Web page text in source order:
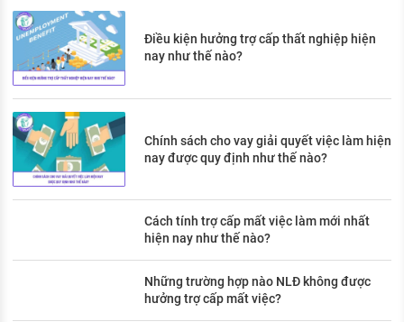
Điều kiện hưởng trợ cấp thất nghiệp hiện
nay như thế nào?
Chính sách cho vay giải quyết việc làm hiện
nay được quy định như thế nào?
Cách tính trợ cấp mất việc làm mới nhất
hiện nay như thế nào?
Những trường hợp nào NLĐ không được
hưởng trợ cấp mất việc?